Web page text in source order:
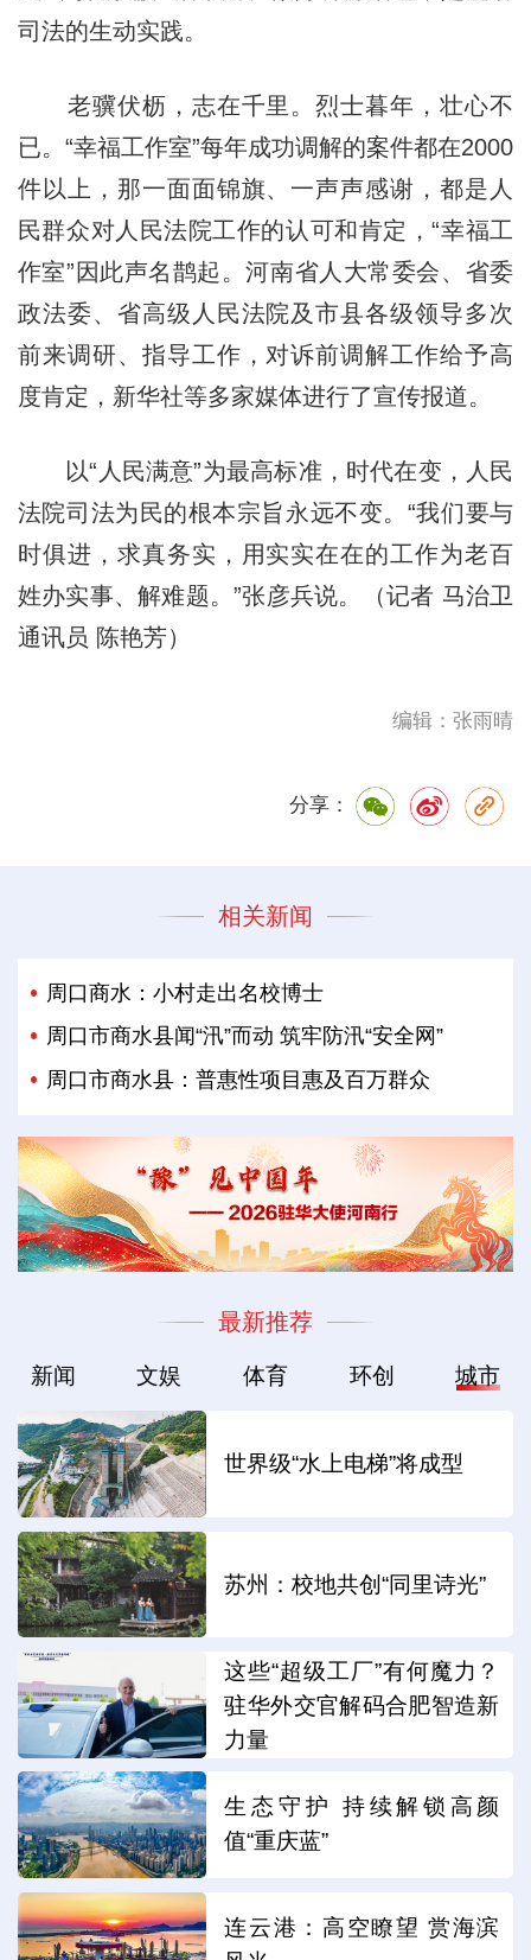
司法的生动实践。
老骥伏枥，志在千里。烈士暮年，壮心不
已。“幸福工作室”每年成功调解的案件都在2000
件以上，那一面面锦旗、一声声感谢，都是人
民群众对人民法院工作的认可和肯定，“幸福工
作室”因此声名鹊起。河南省人大常委会、省委
政法委、省高级人民法院及市县各级领导多次
前来调研、指导工作，对诉前调解工作给予高
度肯定，新华社等多家媒体进行了宣传报道。
以“人民满意”为最高标准，时代在变，人民
法院司法为民的根本宗旨永远不变。“我们要与
时俱进，求真务实，用实实在在的工作为老百
姓办实事、解难题。”张彦兵说。（记者 马治卫
通讯员 陈艳芳）
编辑：张雨晴
分享：
相关新闻
周口商水：小村走出名校博士
周口市商水县闻“汛”而动 筑牢防汛“安全网”
周口市商水县：普惠性项目惠及百万群众
最新推荐
新闻 文娱 体育 环创 城市
世界级“水上电梯”将成型
苏州：校地共创“同里诗光”
这些“超级工厂”有何魔力？
驻华外交官解码合肥智造新
力量
生态守护 持续解锁高颜
值“重庆蓝”
连云港：高空瞭望 赏海滨